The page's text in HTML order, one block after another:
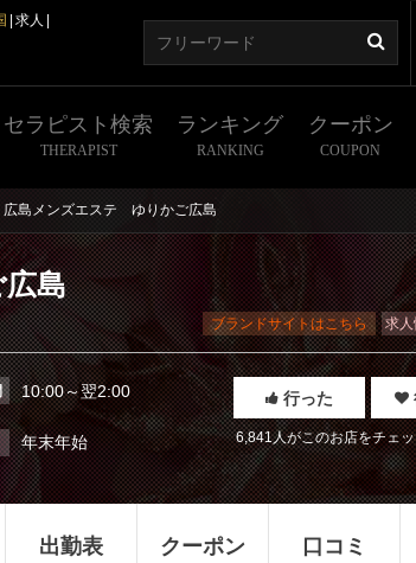
求人
セラピスト検索
THERAPIST
ランキング
RANKING
クーポン
COUPON
広島メンズエステ ゆりかご広島
島
10:00～翌2:00
年末年始
行った
6,841人がこのお店をチェ
ブランドサイトはこちら 求
出勤表 クーポン 口コミ